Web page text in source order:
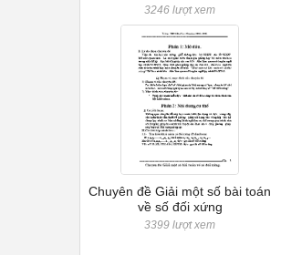
3246 lượt xem
Chuyên đề Giải một số bài toán
về số đối xứng
3399 lượt xem